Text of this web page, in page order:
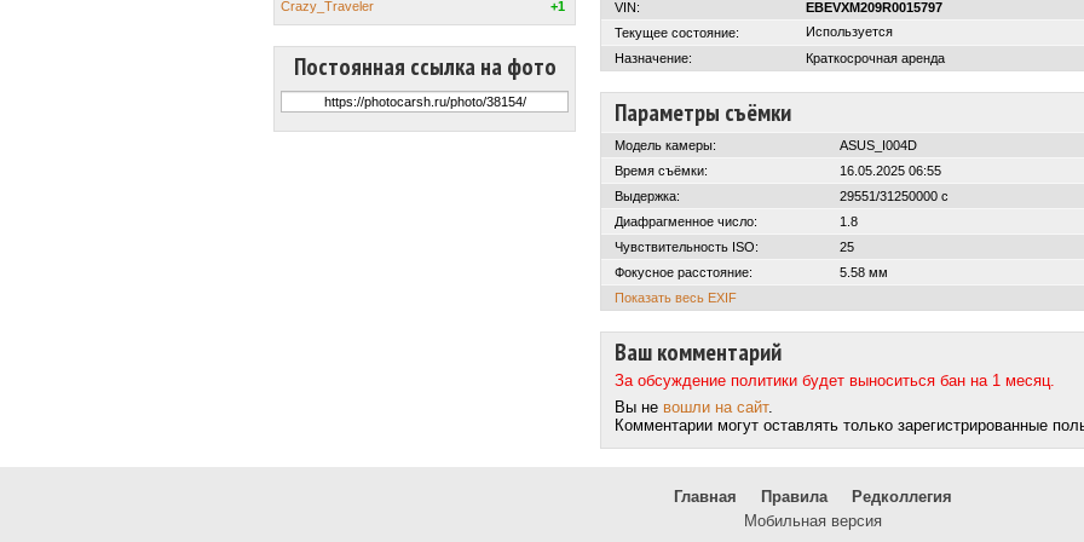
Crazy_Traveler +1
Постоянная ссылка на фото
VIN:
EBEVXM209R0015797
Текущее состояние:
Используется
Назначение:
Краткосрочная аренда
Параметры съёмки
Модель камеры:
ASUS_I004D
Время съёмки:
16.05.2025 06:55
Выдержка:
29551/31250000 с
Диафрагменное число:
1.8
Чувствительность ISO:
25
Фокусное расстояние:
5.58 мм
Показать весь EXIF
Ваш комментарий
За обсуждение политики будет выноситься бан на 1 месяц.
Вы не вошли на сайт.
Комментарии могут оставлять только зарегистрированные
Главная Правила
Редколлегия
Мобильная версия